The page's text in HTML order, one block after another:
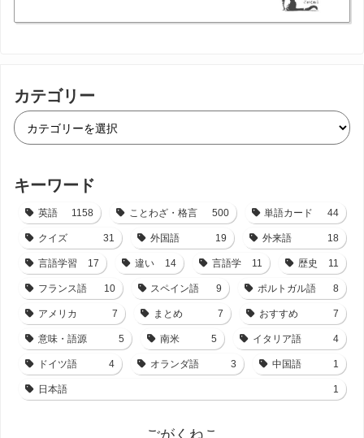
カテゴリー
キーワード
英語 1158 ことわざ・格言 500 単語カード 44
クイズ 31 外国語 19 外来語 18
言語学習 17 違い 14 言語学 11 歴史 11
フランス語 10 スペイン語 9 ポルトガル語 8
アメリカ 7 まとめ 7 おすすめ 7
意味・語源 5 南米 5 イタリア語 4
ドイツ語 4 オランダ語 3 中国語 1
日本語 1